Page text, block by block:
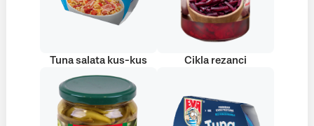
Tuna salata kus-kus Cikla rezanci